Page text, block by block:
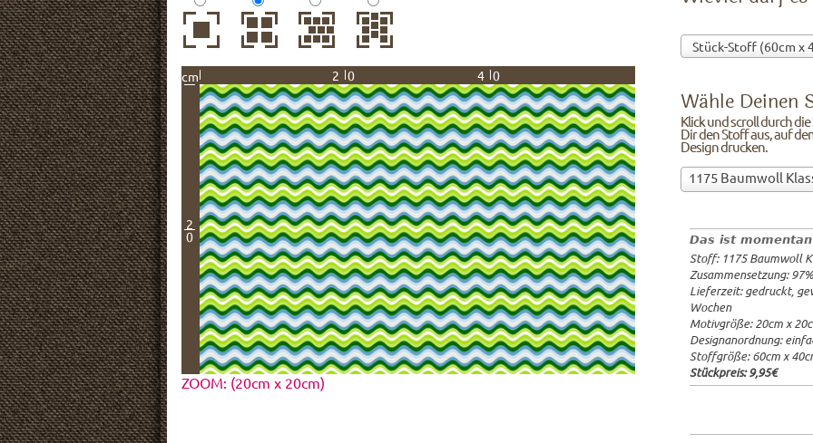
Das ist
Stoff: 1175 Baumwoll
Zusammensetzung:
Lieferzeit: gedruckt,
Wochen
Motivgröße: 20cm x
Designanordnung:
Stoffgröße: 60cm x
Stückpreis:9,95€
cm 20 40
2
0
ZOOM: (20cm x 20cm)
Wähle Deinen
Klick und scroll durch
Dir den Stoff aus, auf
Design drucken.
1175 Baumwoll
Gewicht:
Lieferzeit:
20x20cm:
60x40cm:
ab 1m:
ab 10m:
ab 50m:
Wähle
Deinen
und
scroll
durch
die
Stoffübersicht
und
suche
Dir
den
Stoff
dem